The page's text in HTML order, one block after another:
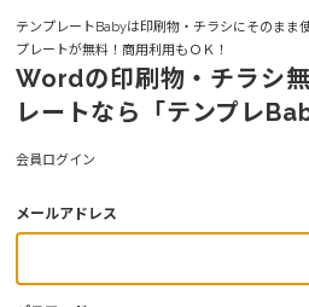
テンプレートBabyは印刷物・チラシにそのまま
プレートが無料！商用利用もＯＫ！
Wordの印刷物・チラシ
レートなら「テンプレ
Login
会員ログイン
メールアドレス